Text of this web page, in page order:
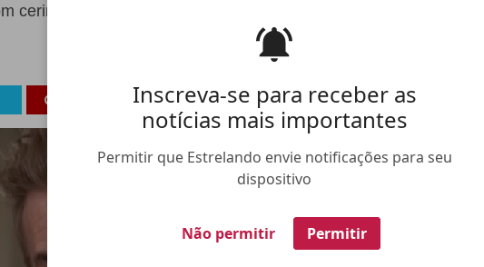
Inscreva-se para receber as
notícias mais importantes
Permitir que Estrelando envie notificações para seu
dispositivo
Não permitir Permitir
cerimônia na presença de sua esposa, Victoria
Whatsapp
FALE CONOSCO ANUNCIE NO ESTRELANDO TRABALHE